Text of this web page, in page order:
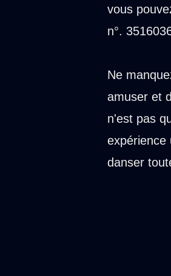
vous
n°.
Ne
amuser et
n'est pas
expérience
danser